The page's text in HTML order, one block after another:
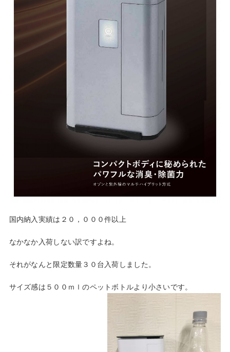
国内納入実績は２０，０００件以上
なかなか入荷しない訳ですよね。
それがなんと限定数量３０台入荷しました。
サイズ感は５００ｍｌのペットボトルより小さいです。